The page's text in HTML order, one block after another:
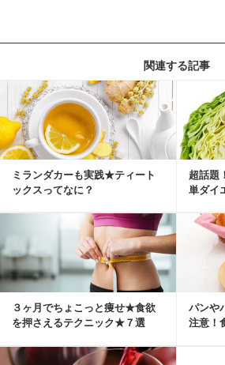
関連する記事
ミランダカーも実践★ティート
ックスってなに？
超話題
単ダイ
３ヶ月でちょこっと痩せ★食欲
を押さえるテクニック★７選
パンや
注意！